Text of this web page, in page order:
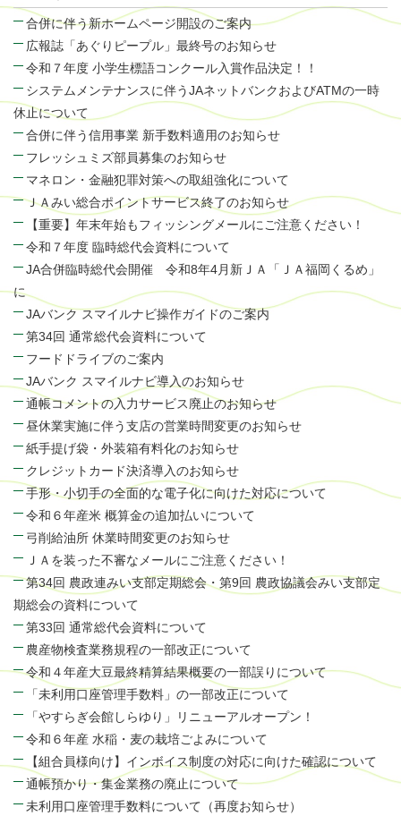
合併に伴う新ホームページ開設のご案内
広報誌「あぐりピープル」最終号のお知らせ
令和７年度 小学生標語コンクール入賞作品決定！！
システムメンテナンスに伴うJAネットバンクおよびATMの一時
休止について
合併に伴う信用事業 新手数料適用のお知らせ
フレッシュミズ部員募集のお知らせ
マネロン・金融犯罪対策への取組強化について
ＪＡみい総合ポイントサービス終了のお知らせ
【重要】年末年始もフィッシングメールにご注意ください！
令和７年度 臨時総代会資料について
JA合併臨時総代会開催 令和8年4月新ＪＡ「ＪＡ福岡くるめ」
に
JAバンク スマイルナビ操作ガイドのご案内
第34回 通常総代会資料について
フードドライブのご案内
JAバンク スマイルナビ導入のお知らせ
通帳コメントの入力サービス廃止のお知らせ
昼休業実施に伴う支店の営業時間変更のお知らせ
紙手提げ袋・外装箱有料化のお知らせ
クレジットカード決済導入のお知らせ
手形・小切手の全面的な電子化に向けた対応について
令和６年産米 概算金の追加払いについて
弓削給油所 休業時間変更のお知らせ
ＪＡを装った不審なメールにご注意ください！
第34回 農政連みい支部定期総会・第9回 農政協議会みい支部定
期総会の資料について
第33回 通常総代会資料について
農産物検査業務規程の一部改正について
令和４年産大豆最終精算結果概要の一部誤りについて
「未利用口座管理手数料」の一部改正について
「やすらぎ会館しらゆり」リニューアルオープン！
令和６年産 水稲・麦の栽培ごよみについて
【組合員様向け】インボイス制度の対応に向けた確認について
通帳預かり・集金業務の廃止について
未利用口座管理手数料について（再度お知らせ）